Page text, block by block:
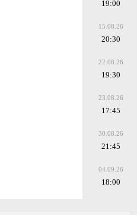
19:00
15.08.26
20:30
22.08.26
19:30
23.08.26
17:45
30.08.26
21:45
04.09.26
18:00